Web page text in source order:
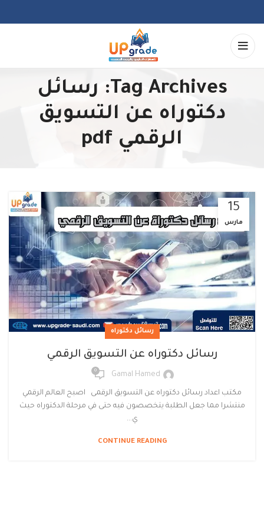
Tag Archives: رسائل
دكتوراه عن التسويق
الرقمي pdf
15
مارس
رسائل دكتوراه
رسائل دكتوراه عن التسويق الرقمي
Gamal Hamed
0
مكتب اعداد رسائل دكتوراه عن التسويق الرقمى اصبح العالم الرقمي
منتشرا مما جعل الطلبة يتخصصون فيه حتى في مرحلة الدكتوراه حيث
ي...
CONTINUE READING